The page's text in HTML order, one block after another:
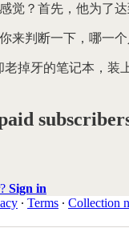
觉？首先，他为了
来判断一下，哪一
老掉牙的笔记本，装
Sign in
∙ Terms ∙ Collection